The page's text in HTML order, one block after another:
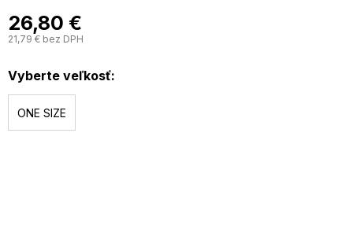
26,80 €
21,79 € bez DPH
Vyberte veľkosť:
ONE SIZE